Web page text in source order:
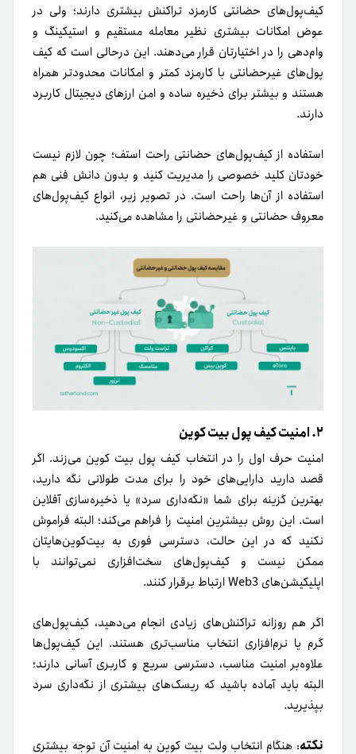
کیف‌پول‌های حضانتی کارمزد تراکنش بیشتری دارند؛ ولی در
عوض امکانات بیشتری نظیر معامله مستقیم و استیکینگ و
وام‌دهی را در اختیارتان قرار می‌دهند. این درحالی‌ است که کیف
پول‌های غیرحضانتی با کارمزد کمتر و امکانات محدودتر همراه
هستند و بیشتر برای ذخیره ساده و امن ارزهای دیجیتال کاربرد
دارند.
استفاده از کیف‌پول‌های حضانتی راحت استف؛ چون لازم نیست
خودتان کلید خصوصی را مدیریت کنید و بدون دانش فنی هم
استفاده از آن‌ها راحت است. در تصویر زیر، انواع کیف‌پول‌های
معروف حضانتی و غیرحضانتی را مشاهده می‌کنید.
۲. امنیت کیف پول بیت کوین
امنیت حرف اول را در انتخاب کیف پول بیت کوین می‌زند. اگر
قصد دارید دارایی‌های خود را برای مدت طولانی نگه دارید،
بهترین گزینه برای شما «نگه‌داری سرد» یا ذخیره‌سازی آفلاین
است. این روش بیشترین امنیت را فراهم می‌کند؛ البته فراموش
نکنید که در این حالت، دسترسی فوری به بیت‌کوین‌هایتان
ممکن نیست و کیف‌پول‌های سخت‌افزاری نمی‌توانند با
اپلیکیشن‌های Web3 ارتباط برقرار کنند.
اگر هم روزانه تراکنش‌های زیادی انجام می‌دهید، کیف‌پول‌های
گرم یا نرم‌افزاری انتخاب مناسب‌تری هستند. این کیف‌پول‌ها
علاوه‌بر امنیت مناسب، دسترسی سریع و کاربری آسانی دارند؛
البته باید آماده باشید که ریسک‌های بیشتری از نگه‌داری سرد
بپذیرید.
نکته: هنگام انتخاب ولت بیت‌ کوین به امنیت آن توجه بیشتری